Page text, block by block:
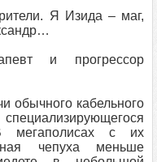
Я Изида – маг,
и прогрессор
обычного кабельного
мегаполисах с их
чепуха меньше